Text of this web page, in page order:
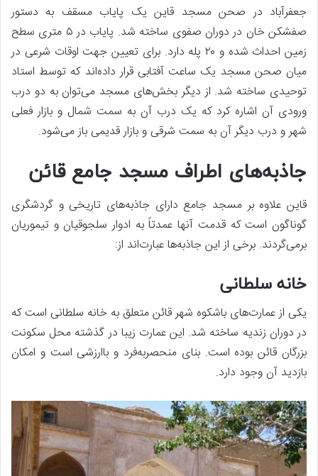
جعفرآباد در صحن مسجد قاین یک پایاب مسقف به دستور
صفشکن خان در دوران صفوی ساخته شد. پایاب در ۵ متری سطح
زمین احداث شده و ۲۰ پله دارد. برای تعیین جهت اوقات شرعی در
میان صحن مسجد یک ساعت آفتابی قرار داده‌اند که توسط استاد
توحیدی ساخته شد. از دیگر بخش‌های مسجد می‌توان به دو درب
ورودی آن اشاره کرد که یک درب آن به سمت شمال و بازار فعلی
شهر و درب دیگر آن به سمت شرقی و بازار قدیمی باز می‌شود.
جاذبه‌های اطراف مسجد جامع قائن
قاین علاوه بر مسجد جامع دارای جاذبه‌های تاریخی و گردشگری
گوناگون است که قدمت آنها عمدتاً به ادوار سلجوقیان و تیموریان
برمی‌گردند. برخی از این جاذبه‌ها عبارت‌اند از:
خانه سلطانی
یکی از عمارت‌های باشکوه شهر قائن متعلق به خانه سلطانی است که
در دوران زندیه ساخته شد. این عمارت زیبا در گذشته محل سکونت
بزرگان قائن بوده است. بنای منحصربه‌فرد و باارزشی است و امکان
بازدید آن وجود دارد.